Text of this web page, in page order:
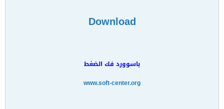
Download
باسوورد فك الضغط
www.soft-center.org